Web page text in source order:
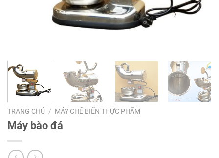
TRANG CHỦ / MÁY CHẾ BIẾN THỰC PHẨM
Máy bào đá